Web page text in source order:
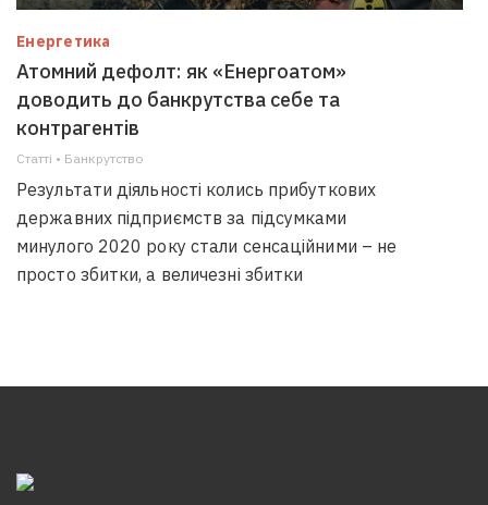
Енергетика
Атомний дефолт: як «Енергоатом»
доводить до банкрутства себе та
контрагентів
Статті • Банкрутство
Результати діяльності колись прибуткових
державних підприємств за підсумками
минулого 2020 року стали сенсаційними – не
просто збитки, а величезні збитки